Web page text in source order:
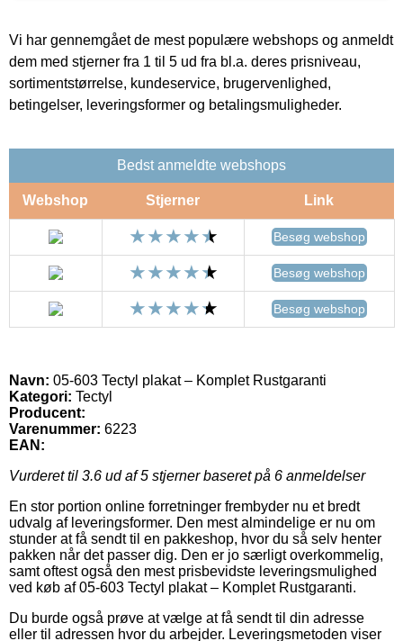
Vi har gennemgået de mest populære webshops og anmeldt
dem med stjerner fra 1 til 5 ud fra bl.a. deres prisniveau,
sortimentstørrelse, kundeservice, brugervenlighed,
betingelser, leveringsformer og betalingsmuligheder.
Bedst anmeldte webshops
Webshop Stjerner Link
Besøg webshop
Besøg webshop
Besøg webshop
Navn: 05-603 Tectyl plakat – Komplet Rustgaranti
Kategori: Tectyl
Producent:
Varenummer: 6223
EAN:
Vurderet til 3.6 ud af 5 stjerner baseret på 6 anmeldelser
En stor portion online forretninger frembyder nu et bredt
udvalg af leveringsformer. Den mest almindelige er nu om
stunder at få sendt til en pakkeshop, hvor du så selv henter
pakken når det passer dig. Den er jo særligt overkommelig,
samt oftest også den mest prisbevidste leveringsmulighed
ved køb af 05-603 Tectyl plakat – Komplet Rustgaranti.
Du burde også prøve at vælge at få sendt til din adresse
eller til adressen hvor du arbejder. Leveringsmetoden viser